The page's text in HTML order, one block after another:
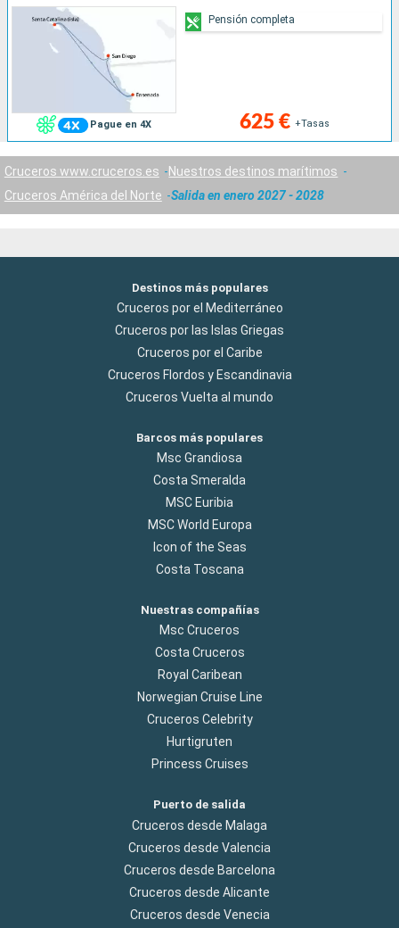
Pague en 4X 625 € +Tasas
Pensión completa
Cruceros www.cruceros.es
Nuestros destinos marítimos
Cruceros América del Norte
Salida en enero 2027 - 2028
Destinos más populares
Cruceros por el Mediterráneo
Cruceros por las Islas Griegas
Cruceros por el Caribe
Cruceros Flordos y Escandinavia
Cruceros Vuelta al mundo
Barcos más populares
Msc Grandiosa
Costa Smeralda
MSC Euribia
MSC World Europa
Icon of the Seas
Costa Toscana
Nuestras compañías
Msc Cruceros
Costa Cruceros
Royal Caribean
Norwegian Cruise Line
Cruceros Celebrity
Hurtigruten
Princess Cruises
Puerto de salida
Cruceros desde Malaga
Cruceros desde Valencia
Cruceros desde Barcelona
Cruceros desde Alicante
Cruceros desde Venecia